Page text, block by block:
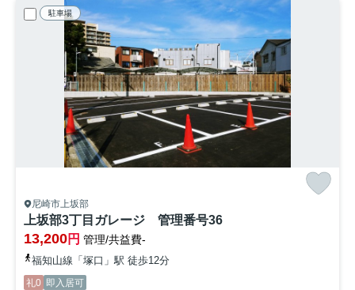
駐車場
尼崎市上坂部
上坂部3丁目ガレージ 管理番号36
13,200円 管理/共益費-
福知山線「塚口」駅 徒歩12分
礼0 即入居可